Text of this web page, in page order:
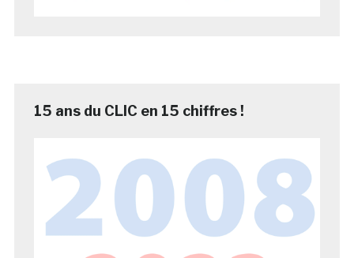
15 ans du CLIC en 15 chiffres !